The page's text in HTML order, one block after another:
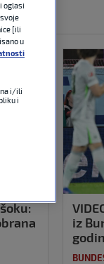
iz
oglasi
[ili
u
i/ili
i